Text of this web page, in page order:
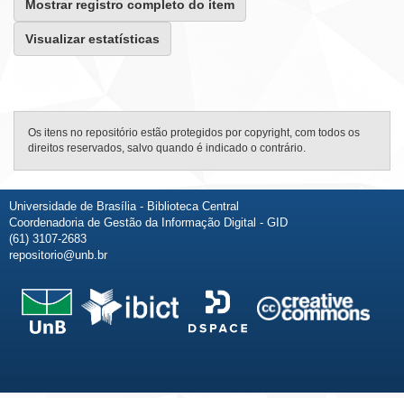
Mostrar registro completo do item
Visualizar estatísticas
Os itens no repositório estão protegidos por copyright, com todos os
direitos reservados, salvo quando é indicado o contrário.
Universidade de Brasília - Biblioteca Central
Coordenadoria de Gestão da Informação Digital - GID
(61) 3107-2683
repositorio@unb.br